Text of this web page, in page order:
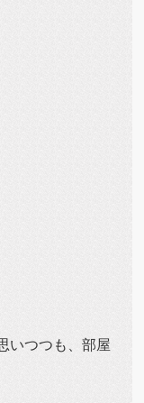
いつつも、部屋